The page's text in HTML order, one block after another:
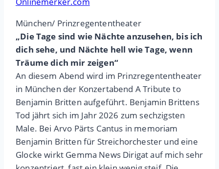
München/ Prinzregententheater
„Die Tage sind wie Nächte anzusehen, bis ich
dich sehe, und Nächte hell wie Tage, wenn
Träume dich mir zeigen“
An diesem Abend wird im Prinzregententheater
in München der Konzertabend A Tribute to
Benjamin Britten aufgeführt. Benjamin Brittens
Tod jährt sich im Jahr 2026 zum sechzigsten
Male. Bei Arvo Pärts Cantus in memoriam
Benjamin Britten für Streichorchester und eine
Glocke wirkt Gemma News Dirigat auf mich sehr